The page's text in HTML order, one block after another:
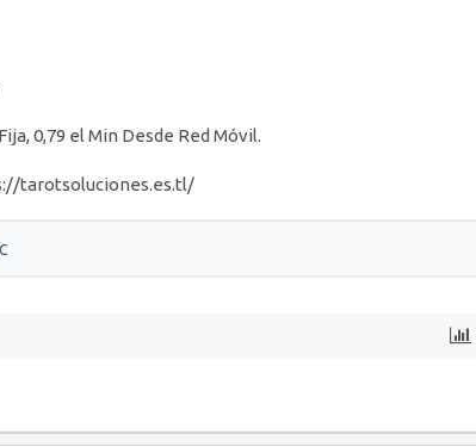
0,79 el Min Desde Red Móvil.
tarotsoluciones.es.tl/